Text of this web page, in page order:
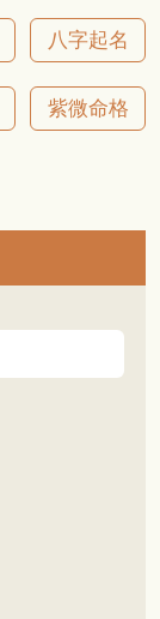
八字起名
紫微命格